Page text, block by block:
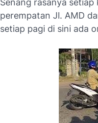
Senang rasanya
perempatan Jl. AMD
setiap pagi di sini ada